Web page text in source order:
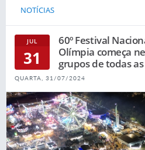
NOTÍCIAS
JUL
31
60º Festival
Olímpia começa
grupos de todas
QUARTA, 31/07/2024